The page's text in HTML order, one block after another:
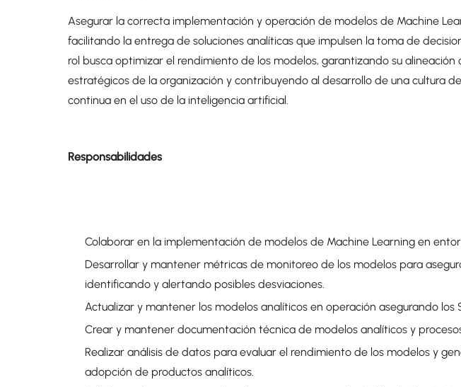
Asegurar la correcta implementación y operación de modelos de Machine
facilitando la entrega de soluciones analíticas que impulsen la toma de
rol busca optimizar el rendimiento de los modelos, garantizando su alineación
estratégicos de la organización y contribuyendo al desarrollo de una cultura
continua en el uso de la inteligencia artificial.
Responsabilidades
Colaborar en la implementación de modelos de Machine Learning en
Desarrollar y mantener métricas de monitoreo de los modelos para
identificando y alertando posibles desviaciones.
Actualizar y mantener los modelos analíticos en operación asegurando los
Crear y mantener documentación técnica de modelos analíticos y
Realizar análisis de datos para evaluar el rendimiento de los modelos y
adopción de productos analíticos.